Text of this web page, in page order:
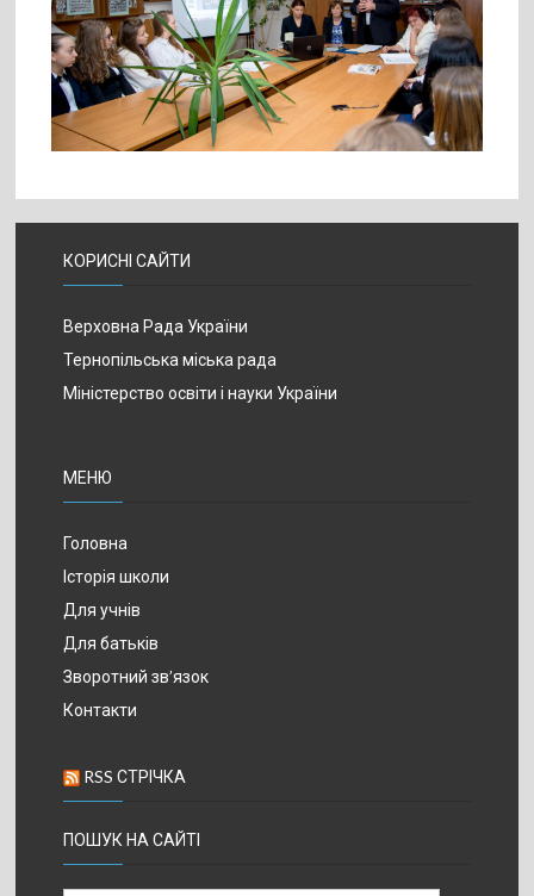
КОРИСНІ САЙТИ
Верховна Рада України
Тернопільська міська рада
Міністерство освіти і науки України
МЕНЮ
Головна
Історія школи
Для учнів
Для батьків
Зворотний зв’язок
Контакти
RSS СТРІЧКА
ПОШУК НА САЙТІ